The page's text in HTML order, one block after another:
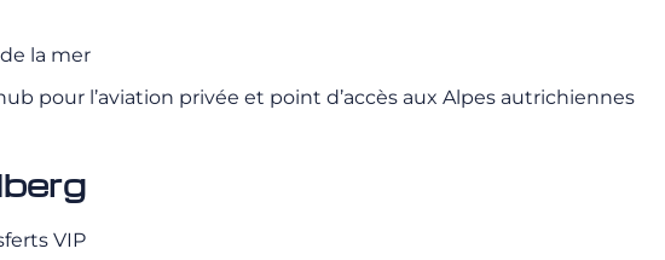
la mer
pour l’aviation privée et point d’accès aux Alpes autrichiennes
VIP